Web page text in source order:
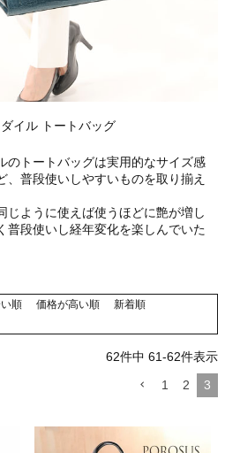
イル トートバッグ
のトートバッグは実用的なサイズ感
、普段使いしやすいものを取り揃え
じように使えば使うほどに艶が増し
普段使いし経年変化を楽しんでいた
順 価格が高い順
新着順
62件中 61-62件表示
1
2 3